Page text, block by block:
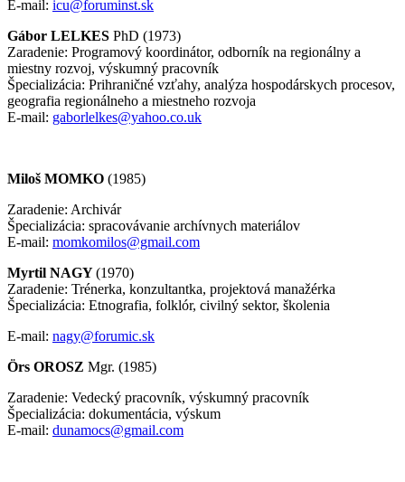
E-mail: icu@foruminst.sk
Gábor LELKES PhD (1973)
Zaradenie: Programový koordinátor, odborník na regionálny a
miestny rozvoj, výskumný pracovník
Špecializácia: Prihraničné vzťahy, analýza hospodárskych procesov,
geografia regionálneho a miestneho rozvoja
E-mail: gaborlelkes@yahoo.co.uk
Miloš MOMKO (1985)
Zaradenie: Archivár
Špecializácia: spracovávanie archívnych materiálov
E-mail: momkomilos@gmail.com
Myrtil NAGY(1970)
Zaradenie: Trénerka, konzultantka, projektová manažérka
Špecializácia: Etnografia, folklór, civilný sektor, školenia
E-mail: nagy@forumic.sk
Örs OROSZ Mgr. (1985)
Zaradenie: Vedecký pracovník, výskumný pracovník
Špecializácia: dokumentácia, výskum
E-mail: dunamocs@gmail.com